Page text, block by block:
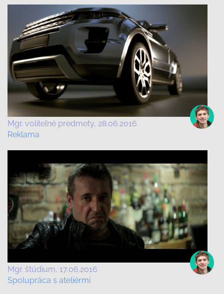
Mgr. voliteľné predmety 28.06.2016
Reklama
Mgr. štúdium 17.06.2016
Spolupráca s ateliérmi